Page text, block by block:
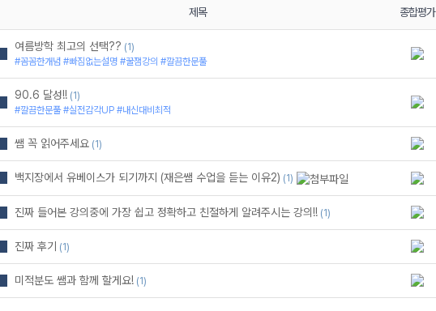
제목 종합평가
여름방학 최고의 선택?? (1)
#꼼꼼한개념 #빠짐없는설명 #꿀잼강의 #깔끔한문풀
90.6 달성!! (1)
#깔끔한문풀 #실전감각UP #내신대비최적
쌤 꼭 읽어주세요 (1)
백지장에서 유베이스가 되기까지 (재은쌤 수업을 듣는 이유2) (1)
진짜 들어본 강의중에 가장 쉽고 정확하고 친절하게 알려주시는 강의!! (1)
진짜 후기 (1)
미적분도 쌤과 함께 할게요! (1)